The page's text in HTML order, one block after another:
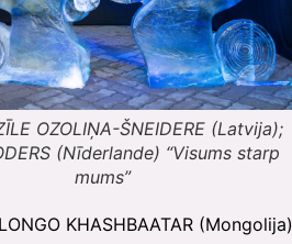
OZOLIŅA-ŠNEIDERE (Latvija);
(Nīderlande) “Visums starp
mums”
KHASHBAATAR (Mongolija)